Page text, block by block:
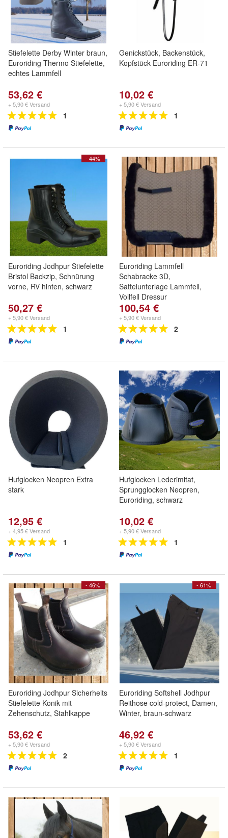
Stiefelette Derby Winter braun,
Euroriding Thermo Stiefelette,
echtes Lammfell
53,62 €
+ 5,90 € Versand
1
Genickstück, Backenstück,
Kopfstück Euroriding ER-71
10,02 €
+ 5,90 € Versand
1
- 44%
Euroriding Jodhpur Stiefelette
Bristol Backzip, Schnürung
vorne, RV hinten, schwarz
50,27 €
+ 5,90 € Versand
1
Euroriding Lammfell
Schabracke 3D,
Sattelunterlage Lammfell,
Vollfell Dressur
100,54 €
+ 5,90 € Versand
2
Hufglocken Neopren Extra
stark
12,95 €
+ 4,95 € Versand
1
Hufglocken Lederimitat,
Sprungglocken Neopren,
Euroriding, schwarz
10,02 €
+ 5,90 € Versand
1
- 46%
Euroriding Jodhpur Sicherheits
Stiefelette Konik mit
Zehenschutz, Stahlkappe
53,62 €
+ 5,90 € Versand
2
- 61%
Euroriding Softshell Jodhpur
Reithose cold-protect, Damen,
Winter, braun-schwarz
46,92 €
+ 5,90 € Versand
1